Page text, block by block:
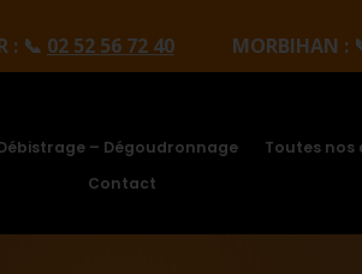
: 📞 02 52 56 72 40 MORBIHAN :
– Dégoudronnage
Toutes nos
Contact